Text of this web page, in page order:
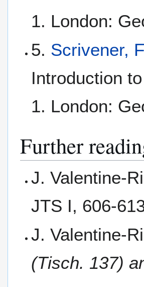
1. London:
5. Scrivener,
Introduction
1. London:
Further
J. Valentine-
JTS I, 606-
J. Valentine-
(Tisch. 137)